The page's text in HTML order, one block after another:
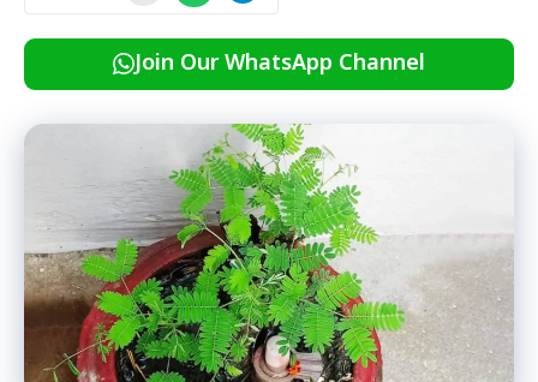
Join Our WhatsApp Channel